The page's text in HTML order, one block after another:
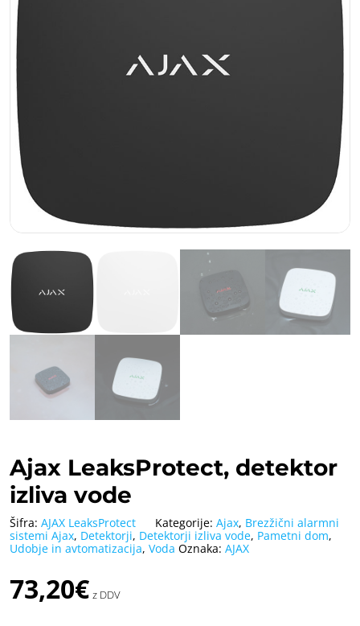
Ajax LeaksProtect, detektor
izliva vode
73,20€ z DDV
Šifra: AJAX LeaksProtect Kategorije: Ajax, Brezžični alarmni
sistemi Ajax, Detektorji, Detektorji izliva vode, Pametni dom,
Udobje in avtomatizacija, Voda Oznaka: AJAX